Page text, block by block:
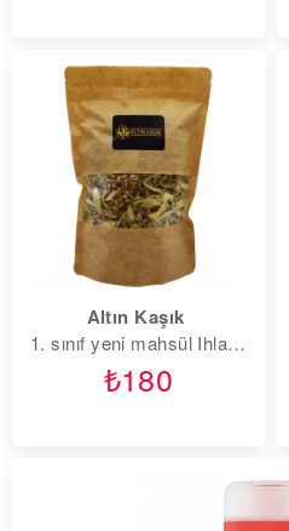
Altın Kaşık
1. sınıf yeni mahsül Ihlamur 100 gr
₺180